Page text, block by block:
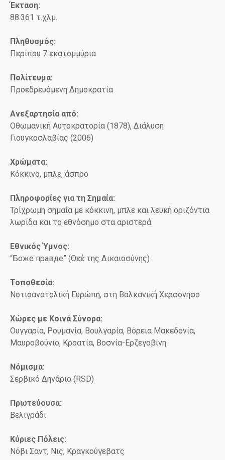
Έκταση:
88.361 τ.χλμ.
Πληθυσμός:
Περίπου 7 εκατομμύρια
Πολίτευμα:
Προεδρευόμενη Δημοκρατία
Ανεξαρτησία από:
Οθωμανική Αυτοκρατορία (1878), Διάλυση
Γιουγκοσλαβίας (2006)
Χρώματα:
Κόκκινο, μπλε, άσπρο
Πληροφορίες για τη Σημαία:
Τρίχρωμη σημαία με κόκκινη, μπλε και λευκή οριζόντια
λωρίδα και το εθνόσημο στα αριστερά.
Εθνικός Ύμνος:
“Боже правде” (Θεέ της Δικαιοσύνης)
Τοποθεσία:
Νοτιοανατολική Ευρώπη, στη Βαλκανική Χερσόνησο
Χώρες με Κοινά Σύνορα:
Ουγγαρία, Ρουμανία, Βουλγαρία, Βόρεια Μακεδονία,
Μαυροβούνιο, Κροατία, Βοσνία-Ερζεγοβίνη
Νόμισμα:
Σερβικό Δηνάριο (RSD)
Πρωτεύουσα:
Βελιγράδι
Κύριες Πόλεις:
Νόβι Σαντ, Νις, Κραγκούγεβατς